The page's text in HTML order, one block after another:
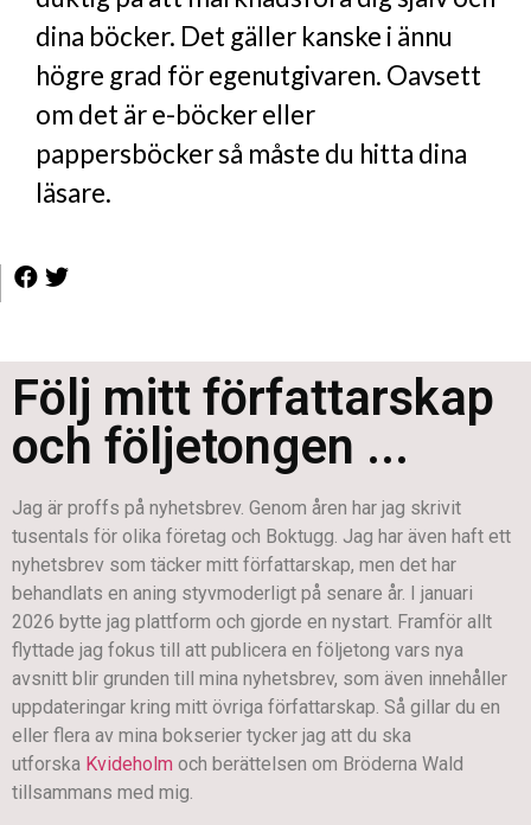
dina böcker. Det gäller kanske i ännu
högre grad för egenutgivaren. Oavsett
om det är e-böcker eller
pappersböcker så måste du hitta dina
läsare.
Följ mitt författarskap
och följetongen ...
Jag är proffs på nyhetsbrev. Genom åren har jag skrivit
tusentals för olika företag och Boktugg. Jag har även haft ett
nyhetsbrev som täcker mitt författarskap, men det har
behandlats en aning styvmoderligt på senare år. I januari
2026 bytte jag plattform och gjorde en nystart. Framför allt
flyttade jag fokus till att publicera en följetong vars nya
avsnitt blir grunden till mina nyhetsbrev, som även innehåller
uppdateringar kring mitt övriga författarskap. Så gillar du en
eller flera av mina bokserier tycker jag att du ska
utforska Kvideholm och berättelsen om Bröderna Wald
tillsammans med mig.